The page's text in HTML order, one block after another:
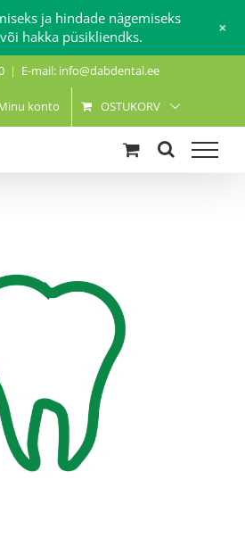
| E-mail: info@dabdental.ee
konto OSTUKORV
ja hindade nägemiseks
hakka püsikliendks.
+